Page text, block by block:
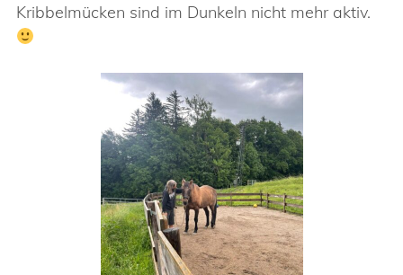
Kribbelmücken sind im Dunkeln nicht mehr aktiv.